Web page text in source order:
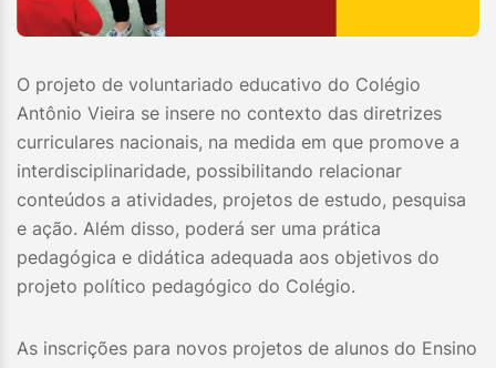
O projeto de voluntariado educativo do Colégio
Antônio Vieira se insere no contexto das diretrizes
curriculares nacionais, na medida em que promove a
interdisciplinaridade, possibilitando relacionar
conteúdos a atividades, projetos de estudo, pesquisa
e ação. Além disso, poderá ser uma prática
pedagógica e didática adequada aos objetivos do
projeto político pedagógico do Colégio.
As inscrições para novos projetos de alunos do Ensino